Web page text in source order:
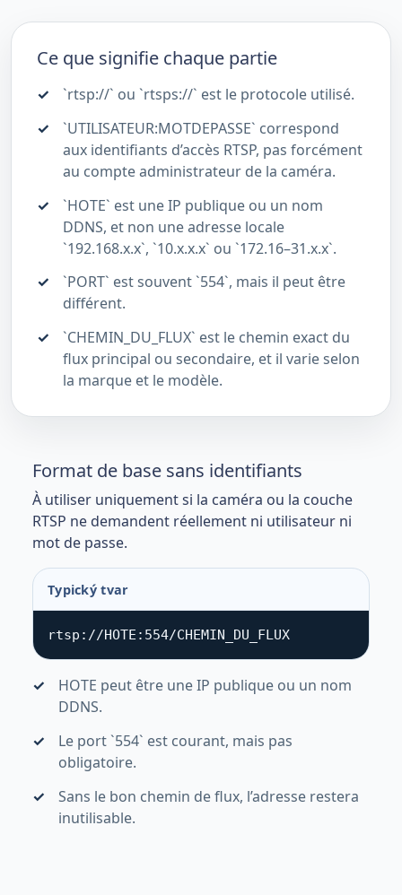
Ce que signifie chaque partie
`rtsp://` ou `rtsps://` est le protocole utilisé.
`UTILISATEUR:MOTDEPASSE` correspond
aux identifiants d’accès RTSP, pas forcément
au compte administrateur de la caméra.
`HOTE` est une IP publique ou un nom
DDNS, et non une adresse locale
`192.168.x.x`, `10.x.x.x` ou `172.16–31.x.x`.
`PORT` est souvent `554`, mais il peut être
différent.
`CHEMIN_DU_FLUX` est le chemin exact du
flux principal ou secondaire, et il varie selon
la marque et le modèle.
Format de base sans identifiants
À utiliser uniquement si la caméra ou la couche
RTSP ne demandent réellement ni utilisateur ni
mot de passe.
Typický tvar
rtsp://HOTE:554/CHEMIN_DU_FLUX
HOTE peut être une IP publique ou un nom
DDNS.
Le port `554` est courant, mais pas
obligatoire.
Sans le bon chemin de flux, l’adresse restera
inutilisable.